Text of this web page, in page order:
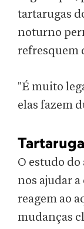
tartarugas
noturno
refresquem
"É muito
elas fazem
O estudo
nos ajudar
reagem ao
mudanças